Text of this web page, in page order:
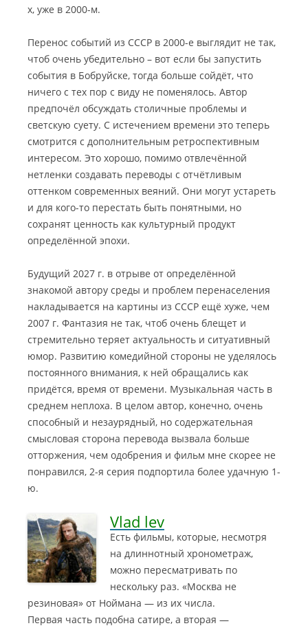
х, уже в 2000-м.
Перенос событий из СССР в 2000-е выглядит не так,
чтоб очень убедительно – вот если бы запустить
события в Бобруйске, тогда больше сойдёт, что
ничего с тех пор с виду не поменялось. Автор
предпочёл обсуждать столичные проблемы и
светскую суету. С истечением времени это теперь
смотрится с дополнительным ретроспективным
интересом. Это хорошо, помимо отвлечённой
нетленки создавать переводы с отчётливым
оттенком современных веяний. Они могут устареть
и для кого-то перестать быть понятными, но
сохранят ценность как культурный продукт
определённой эпохи.
Будущий 2027 г. в отрыве от определённой
знакомой автору среды и проблем перенаселения
накладывается на картины из СССР ещё хуже, чем
2007 г. Фантазия не так, чтоб очень блещет и
стремительно теряет актуальность и ситуативный
юмор. Развитию комедийной стороны не уделялось
постоянного внимания, к ней обращались как
придётся, время от времени. Музыкальная часть в
среднем неплоха. В целом автор, конечно, очень
способный и незаурядный, но содержательная
смысловая сторона перевода вызвала больше
отторжения, чем одобрения и фильм мне скорее не
понравился, 2-я серия подпортила более удачную 1-
ю.
Vlad lev
Есть фильмы, которые, несмотря
на длиннотный хронометраж,
можно пересматривать по
нескольку раз. «Москва не
резиновая» от Ноймана — из их числа.
Первая часть подобна сатире, а вторая —